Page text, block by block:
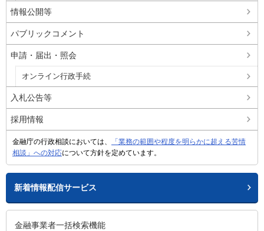
情報公開等
パブリックコメント
申請・届出・照会
オンライン行政手続
入札公告等
採用情報
金融庁の行政相談においては、
「業務の範囲や程度を明らかに超える苦情
相談」への対応について方針を定めています。
新着情報配信サービス
金融事業者一括検索機能